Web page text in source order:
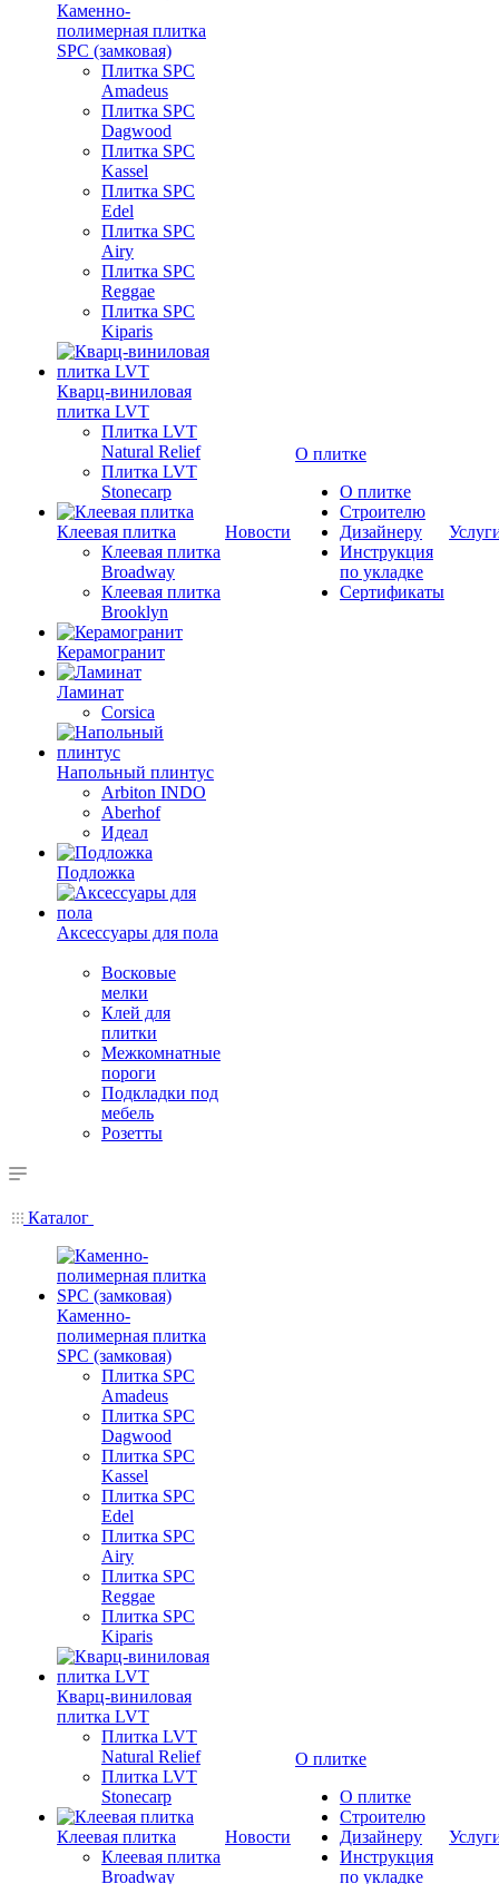
Каменно-
полимерная плитка
SPC (замковая)
Плитка SPC
Amadeus
Плитка SPC
Dagwood
Плитка SPC
Kassel
Плитка SPC
Edel
Плитка SPC
Airy
Плитка SPC
Reggae
Плитка SPC
Kiparis
Кварц-виниловая
плитка LVT
Плитка LVT
Natural Relief
Плитка LVT
Stonecarp
Клеевая плитка
Клеевая плитка
Broadway
Клеевая плитка
Brooklyn
Керамогранит
Ламинат
Corsica
Напольный плинтус
Arbiton INDO
Aberhof
Идеал
Подложка
Аксессуары для пола
Восковые
мелки
Клей для
плитки
Межкомнатные
пороги
Подкладки под
мебель
Розетты
Новости
О плитке
О плитке
Строителю
Дизайнеру
Инструкция
по укладке
Сертификаты
Каталог
Каменно-
полимерная плитка
SPC (замковая)
Плитка SPC
Amadeus
Плитка SPC
Dagwood
Плитка SPC
Kassel
Плитка SPC
Edel
Плитка SPC
Airy
Плитка SPC
Reggae
Плитка SPC
Kiparis
Кварц-виниловая
плитка LVT
Плитка LVT
Natural Relief
Плитка LVT
Stonecarp
Клеевая плитка
Клеевая плитка
Broadway
Новости
О плитке
О плитке
Строителю
Дизайнеру
Инструкция
по укладке